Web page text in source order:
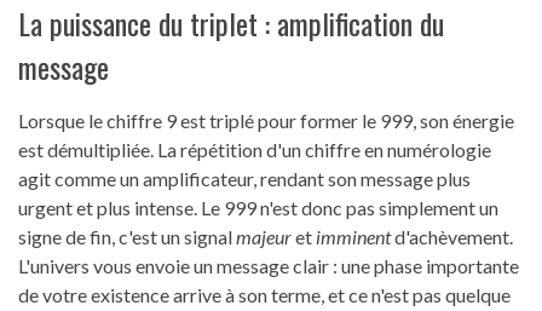
La puissance du triplet : amplification du
message
Lorsque le chiffre 9 est triplé pour former le 999, son énergie
est démultipliée. La répétition d'un chiffre en numérologie
agit comme un amplificateur, rendant son message plus
urgent et plus intense. Le 999 n'est donc pas simplement un
signe de fin, c'est un signalmajeuret imminentd'achèvement.
L'univers vous envoie un message clair : une phase importante
de votre existence arrive à son terme, et ce n'est pas quelque